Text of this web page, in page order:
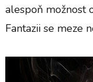
alespoň možnost
Fantazii se meze